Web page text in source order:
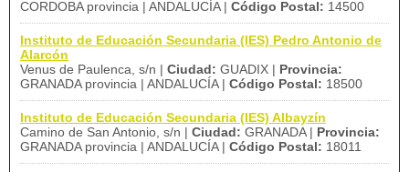
CORDOBA provincia | ANDALUCÍA | Código Postal: 14500
Instituto de Educación Secundaria (IES) Pedro Antonio de
Alarcón
Venus de Paulenca, s/n | Ciudad: GUADIX | Provincia:
GRANADA provincia | ANDALUCÍA | Código Postal: 18500
Instituto de Educación Secundaria (IES) Albayzín
Camino de San Antonio, s/n | Ciudad: GRANADA | Provincia:
GRANADA provincia | ANDALUCÍA | Código Postal: 18011